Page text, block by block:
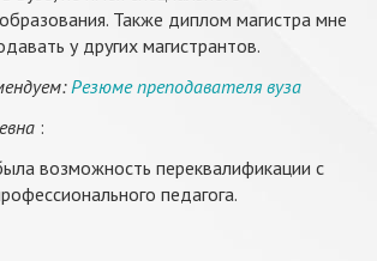
Также диплом магистра мне
у других магистрантов.
Резюме преподавателя вуза
:
возможность переквалификации с
педагога.